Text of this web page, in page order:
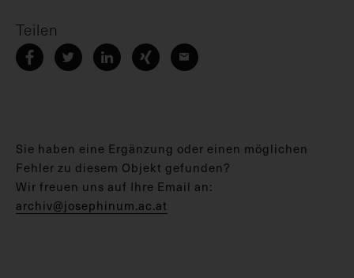
Teilen
Sie haben eine Ergänzung oder einen möglichen
Fehler zu diesem Objekt gefunden?
Wir freuen uns auf Ihre Email an:
archiv@josephinum.ac.at